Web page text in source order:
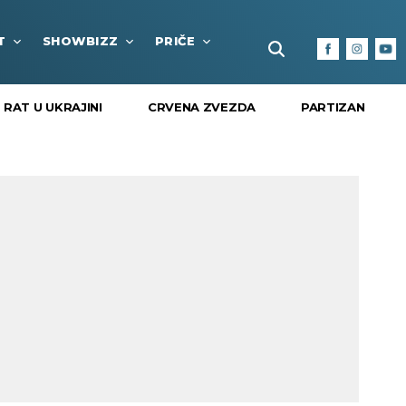
SHOWBIZZ PRIČE FUN BOX KULTURA I
RAT U UKRAJINI CRVENA ZVEZDA PARTIZAN